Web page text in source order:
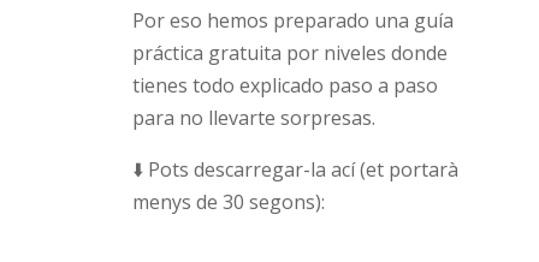
Por eso hemos preparado una guía
práctica gratuita por niveles donde
tienes todo explicado paso a paso
para no llevarte sorpresas.
⬇️ Pots descarregar-la ací (et portarà
menys de 30 segons):